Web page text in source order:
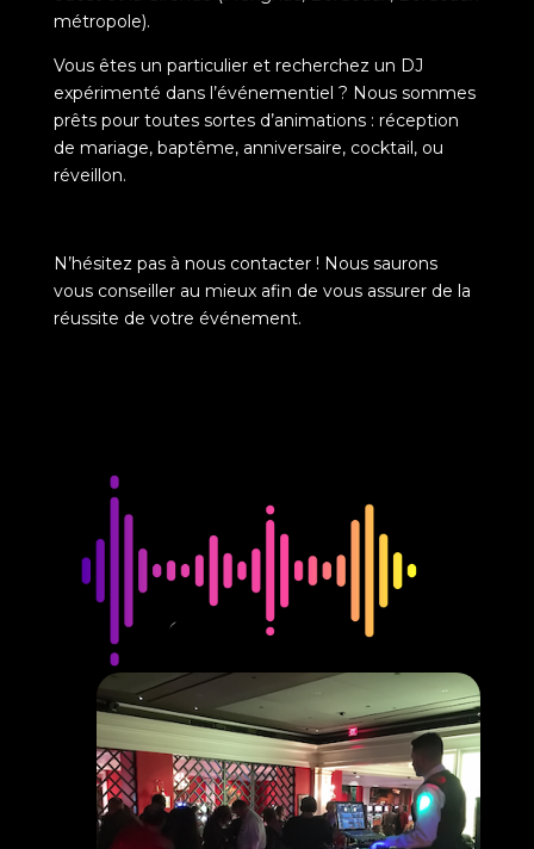
métropole).
Vous êtes un particulier et recherchez un DJ
expérimenté dans l’événementiel ? Nous sommes
prêts pour toutes sortes d’animations : réception
de mariage, baptême, anniversaire, cocktail, ou
réveillon.
N’hésitez pas à nous contacter ! Nous saurons
vous conseiller au mieux afin de vous assurer de la
réussite de votre événement.